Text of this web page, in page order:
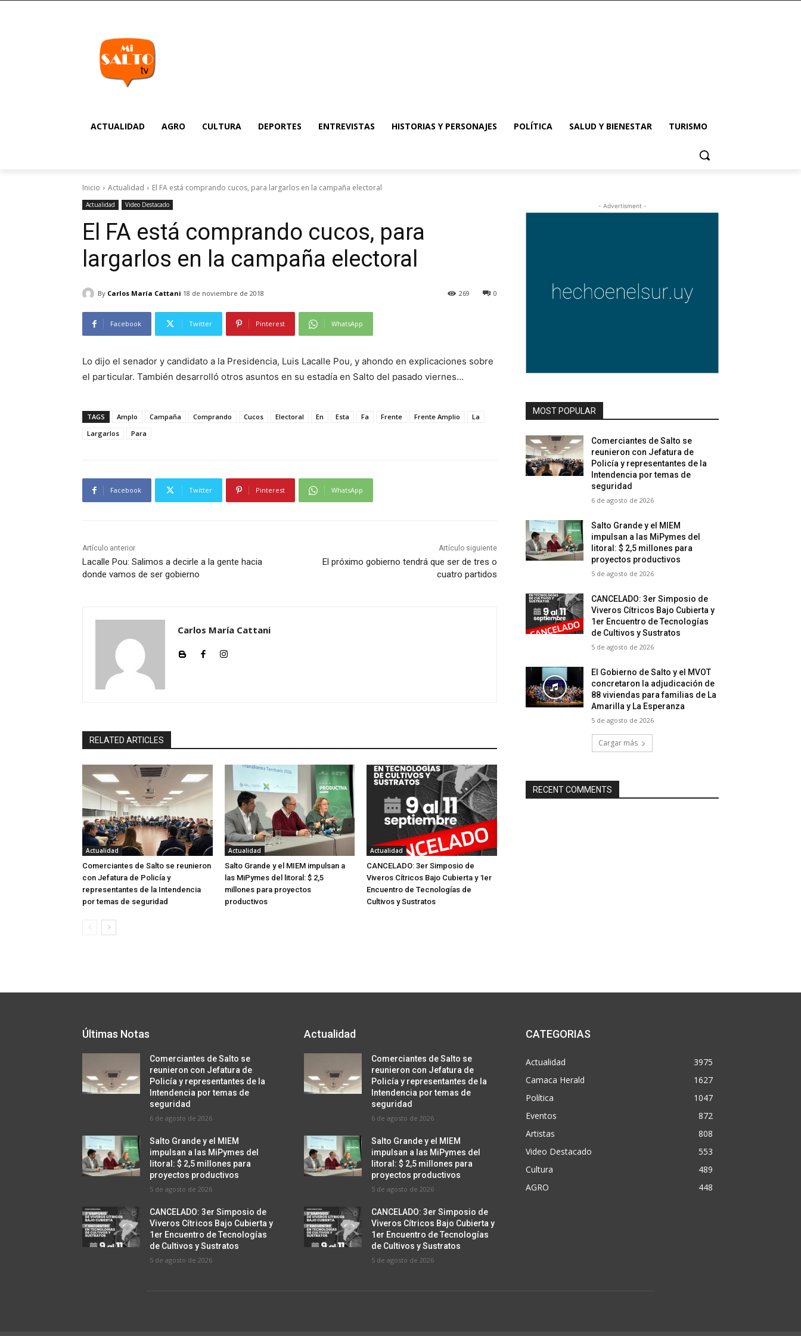
ACTUALIDAD AGRO CULTURA DEPORTES ENTREVISTAS HISTORIAS Y PERSONAJES POLÍTICA SALUD Y BIENESTAR TURISMO
Inicio Actualidad El FA está comprando cucos, para largarlos en la campaña electoral
Actualidad Video Destacado
El FA está comprando cucos, para
largarlos en la campaña electoral
By Carlos María Cattani 18 de noviembre de 2018 0
269
Facebook Twitter Pinterest WhatsApp
Lo dijo el senador y candidato a la Presidencia, Luis Lacalle Pou, y ahondo en explicaciones sobre
el particular. También desarrolló otros asuntos en su estadía en Salto del pasado viernes…
TAGS Amplo Campaña Comprando Cucos Electoral En Esta Fa Frente Frente Amplio
La
Largarlos
Para
Facebook Twitter Pinterest WhatsApp
Artículo anterior
Lacalle Pou: Salimos a decirle a la gente hacia
donde vamos de ser gobierno
Artículo siguiente
El próximo gobierno tendrá que ser de tres o
cuatro partidos
Carlos María Cattani
RELATED ARTICLES
Actualidad
Comerciantes de Salto se reunieron
con Jefatura de Policía y
representantes de la Intendencia
por temas de seguridad
Actualidad
Salto Grande y el MIEM impulsan a
las MiPymes del litoral: $ 2,5
millones para proyectos
productivos
Actualidad
CANCELADO: 3er Simposio de
Viveros Cítricos Bajo Cubierta y 1er
Encuentro de Tecnologías de
Cultivos y Sustratos
- Advertisment -
MOST POPULAR
Comerciantes de Salto se
reunieron con Jefatura de
Policía y representantes de la
Intendencia por temas de
seguridad
6 de agosto de 2026
Salto Grande y el MIEM
impulsan a las MiPymes del
litoral: $ 2,5 millones para
proyectos productivos
5 de agosto de 2026
CANCELADO: 3er Simposio de
Viveros Cítricos Bajo Cubierta y
1er Encuentro de Tecnologías
de Cultivos y Sustratos
5 de agosto de 2026
El Gobierno de Salto y el MVOT
concretaron la adjudicación de
88 viviendas para familias de La
Amarilla y La Esperanza
5 de agosto de 2026
Cargar más
RECENT COMMENTS
Últimas Notas
Comerciantes de Salto se
reunieron con Jefatura de
Policía y representantes de la
Intendencia por temas de
seguridad
6 de agosto de 2026
Salto Grande y el MIEM
impulsan a las MiPymes del
litoral: $ 2,5 millones para
proyectos productivos
5 de agosto de 2026
CANCELADO: 3er Simposio de
Viveros Cítricos Bajo Cubierta y
1er Encuentro de Tecnologías
de Cultivos y Sustratos
5 de agosto de 2026
Actualidad
Comerciantes de Salto se
reunieron con Jefatura de
Policía y representantes de la
Intendencia por temas de
seguridad
6 de agosto de 2026
Salto Grande y el MIEM
impulsan a las MiPymes del
litoral: $ 2,5 millones para
proyectos productivos
5 de agosto de 2026
CANCELADO: 3er Simposio de
Viveros Cítricos Bajo Cubierta y
1er Encuentro de Tecnologías
de Cultivos y Sustratos
5 de agosto de 2026
CATEGORIAS
Actualidad
3975
Camaca Herald
1627
Política
1047
Eventos
872
Artistas
808
Video Destacado
553
Cultura
489
AGRO
448